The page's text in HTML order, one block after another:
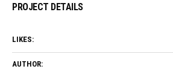
PROJECT DETAILS
LIKES:
AUTHOR: